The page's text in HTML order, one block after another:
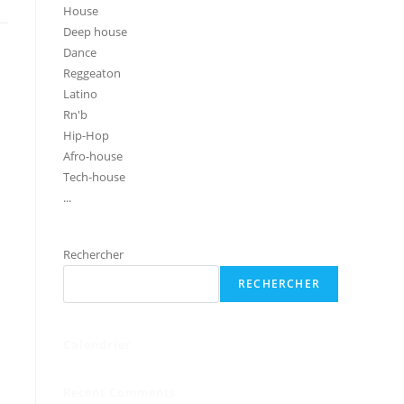
House
Deep house
Dance
Reggeaton
Latino
Rn'b
Hip-Hop
Afro-house
Tech-house
...
Rechercher
RECHERCHER